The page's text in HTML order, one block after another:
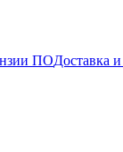
ПОДоставка